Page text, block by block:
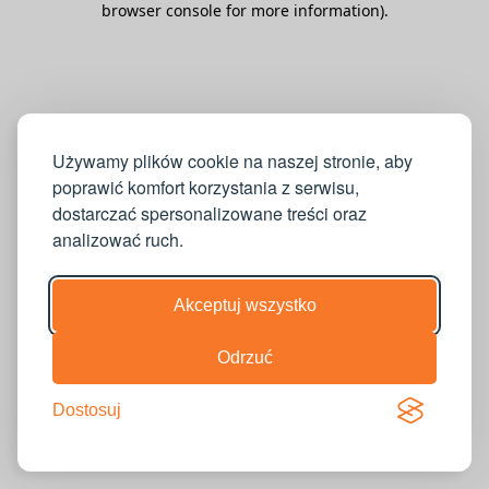
Używamy plików cookie na naszej stronie, aby
poprawić komfort korzystania z serwisu,
dostarczać spersonalizowane treści oraz
analizować ruch.
Akceptuj wszystko
Odrzuć
Dostosuj
browser console for more information).